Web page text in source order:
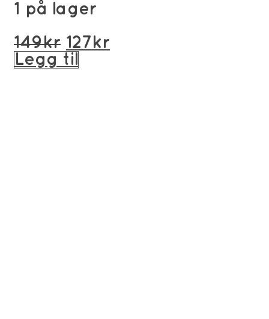
1 på lager
149kr Opprinnelig
pris
127 kr
Legg til